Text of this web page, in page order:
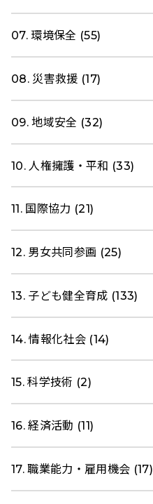
07. 環境保全 (55)
08. 災害救援 (17)
09. 地域安全 (32)
10. 人権擁護・平和 (33)
11. 国際協力 (21)
12. 男女共同参画 (25)
13. 子ども健全育成 (133)
14. 情報化社会 (14)
15. 科学技術 (2)
16. 経済活動 (11)
17. 職業能力・雇用機会 (17)